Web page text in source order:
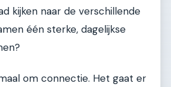
kijken naar de verschillende
één sterke, dagelijkse
om connectie. Het gaat er